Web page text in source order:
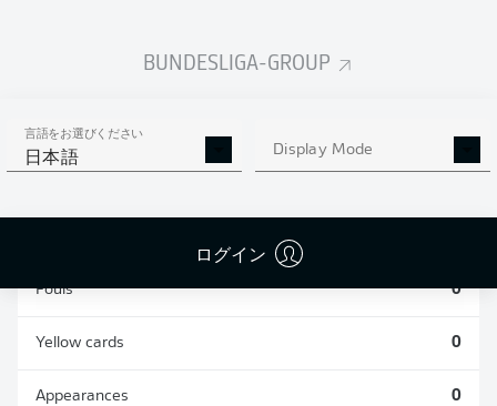
BUNDESLIGA-GROUP
言語をお選びください
日本語 Display Mode
ログイン
統計 シーズン 2025/2026
TACKLES WON
Fouls 0
Yellow cards 0
Appearances 0